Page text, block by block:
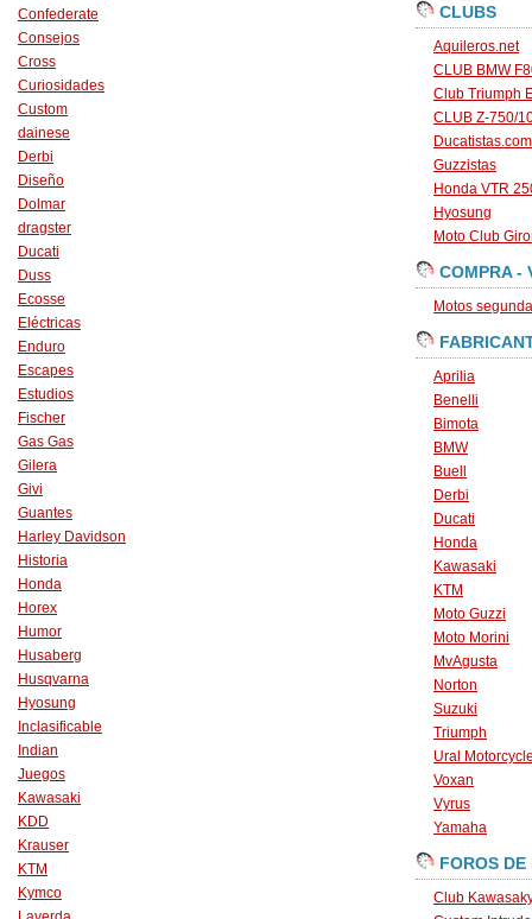
Confederate
Consejos
Cross
Curiosidades
Custom
dainese
Derbi
Diseño
Dolmar
dragster
Ducati
Duss
Ecosse
Eléctricas
Enduro
Escapes
Estudios
Fischer
Gas Gas
Gilera
Givi
Guantes
Harley Davidson
Historia
Honda
Horex
Humor
Husaberg
Husqvarna
Hyosung
Inclasificable
Indian
Juegos
Kawasaki
KDD
Krauser
KTM
Kymco
CLUBS
Aquileros.net
CLUB BMW
Club Triumph
CLUB Z-750/
Ducatistas.com
Guzzistas
Honda VTR
Hyosung
Moto Club
COMPRA -
Motos
Aprilia
Benelli
Bimota
BMW
Buell
Derbi
Ducati
Honda
Kawasaki
KTM
Moto Guzzi
Moto Morini
MvAgusta
Norton
Suzuki
Triumph
Ural
Voxan
Vyrus
Yamaha
FOROS DE
Club